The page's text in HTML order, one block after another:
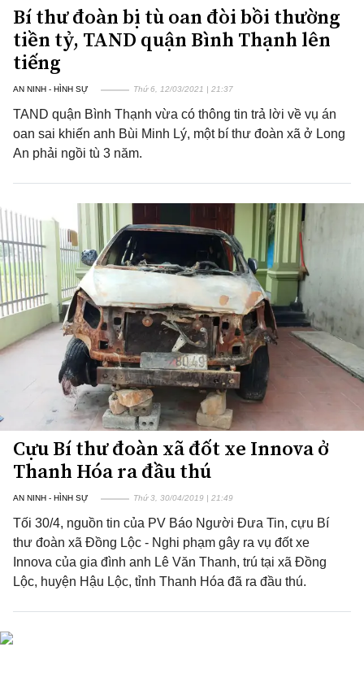
Bí thư đoàn bị tù oan đòi bồi thường
tiền tỷ, TAND quận Bình Thạnh lên
tiếng
AN NINH - HÌNH SỰ Thứ 6, 12/03/2021 | 21:37
TAND quận Bình Thạnh vừa có thông tin trả lời về vụ án
oan sai khiến anh Bùi Minh Lý, một bí thư đoàn xã ở Long
An phải ngồi tù 3 năm.
Cựu Bí thư đoàn xã đốt xe Innova ở
Thanh Hóa ra đầu thú
AN NINH - HÌNH SỰ Thứ 3, 30/04/2019 | 21:49
Tối 30/4, nguồn tin của PV Báo Người Đưa Tin, cựu Bí
thư đoàn xã Đồng Lộc - Nghi phạm gây ra vụ đốt xe
Innova của gia đình anh Lê Văn Thanh, trú tại xã Đồng
Lộc, huyện Hậu Lộc, tỉnh Thanh Hóa đã ra đầu thú.